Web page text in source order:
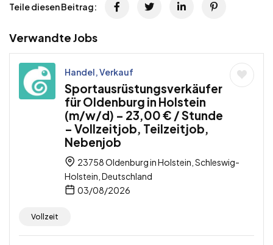
Teile diesen Beitrag:
Verwandte Jobs
Handel, Verkauf
Sportausrüstungsverkäufer
für Oldenburg in Holstein
(m/w/d) – 23,00 € / Stunde
– Vollzeitjob, Teilzeitjob,
Nebenjob
23758 Oldenburg in Holstein, Schleswig-
Holstein, Deutschland
03/08/2026
Vollzeit